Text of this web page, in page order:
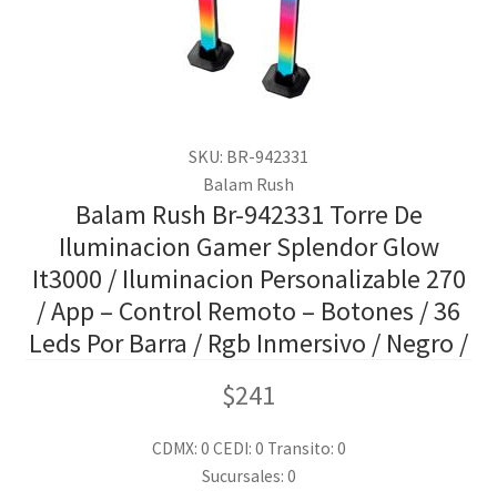
SKU: BR-942331
Balam Rush
Balam Rush Br-942331 Torre De
Iluminacion Gamer Splendor Glow
It3000 / Iluminacion Personalizable 270
/ App – Control Remoto – Botones / 36
Leds Por Barra / Rgb Inmersivo / Negro /
$241
CDMX: 0 CEDI: 0 Transito: 0
Sucursales: 0